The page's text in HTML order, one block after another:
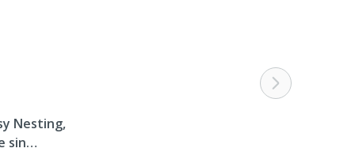
Nesting,
sin